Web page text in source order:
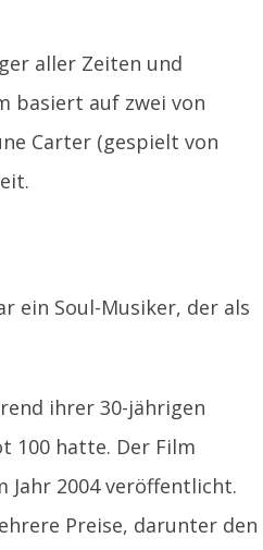
aller Zeiten und
basiert auf zwei von
Carter (gespielt von
ein Soul-Musiker, der als
ihrer 30-jährigen
100 hatte. Der Film
Jahr 2004 veröffentlicht.
Preise, darunter den